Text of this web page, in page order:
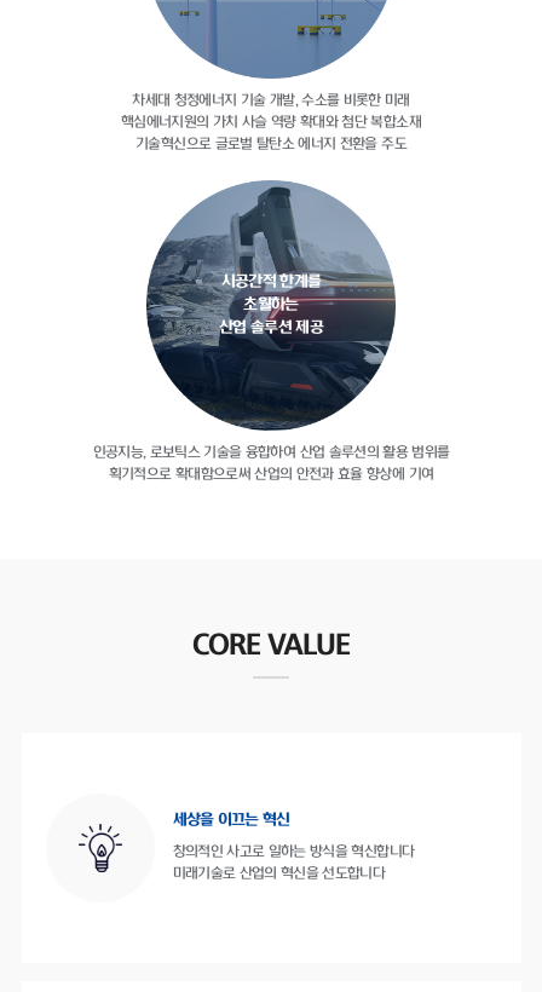
차세대 청정에너지 기술 개발, 수소를 비롯한 미래
핵심에너지원의 가치 사슬 역량 확대와 첨단 복합소재
기술혁신으로 글로벌 탈탄소 에너지 전환을 주도
시공간적 한계를
초월하는
산업 솔루션 제공
인공지능, 로보틱스 기술을 융합하여 산업 솔루션의 활용 범위를
획기적으로 확대함으로써산업의 안전과 효율 향상에 기여
CORE VALUE
세상을 이끄는 혁신
창의적인 사고로 일하는 방식을 혁신합니다
미래기술로 산업의 혁신을 선도합니다